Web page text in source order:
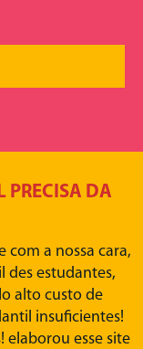
PRECISA DA
com a nossa cara,
des estudantes,
alto custo de
insuficientes!
elaborou esse site